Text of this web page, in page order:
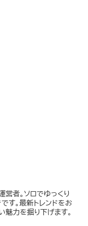
営者。ソロでゆっくり
す。最新トレンドをお
魅力を掘り下げます。